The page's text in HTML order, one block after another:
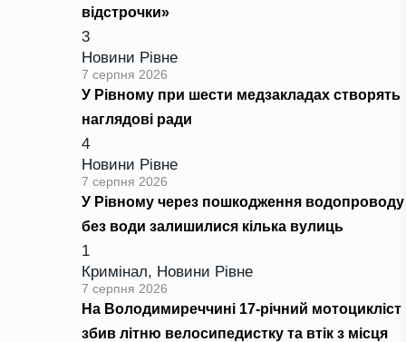
відстрочки»
3
Новини Рівне
7 серпня 2026
У Рівному при шести медзакладах створять
наглядові ради
4
Новини Рівне
7 серпня 2026
У Рівному через пошкодження водопроводу
без води залишилися кілька вулиць
1
Кримінал, Новини Рівне
7 серпня 2026
На Володимиреччині 17-річний мотоцикліст
збив літню велосипедистку та втік з місця